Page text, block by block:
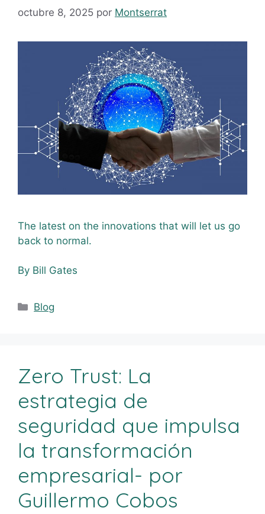
octubre 8, 2025 por Montserrat
The latest on the innovations that will let us go
back to normal.
By Bill Gates
Blog
Zero Trust: La
estrategia de
seguridad que impulsa
la transformación
empresarial- por
Guillermo Cobos